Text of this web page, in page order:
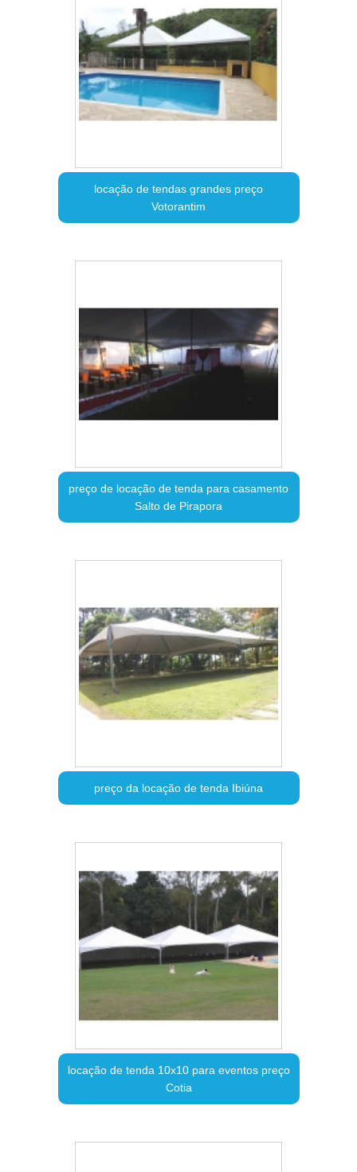
locação de tendas grandes preço
Votorantim
preço de locação de tenda para casamento
Salto de Pirapora
preço da locação de tenda Ibiúna
locação de tenda 10x10 para eventos preço
Cotia